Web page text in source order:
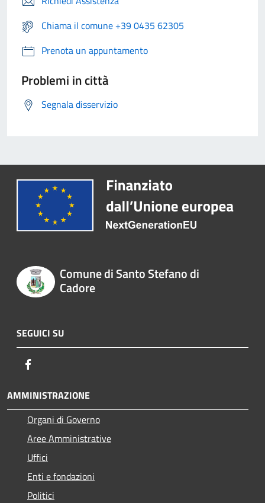
Chiama il comune +39 0435 62305
Prenota un appuntamento
Problemi in città
Segnala disservizio
Comune di Santo Stefano di
Cadore
SEGUICI SU
AMMINISTRAZIONE
Organi di Governo
Aree Amministrative
Uffici
Enti e fondazioni
Politici